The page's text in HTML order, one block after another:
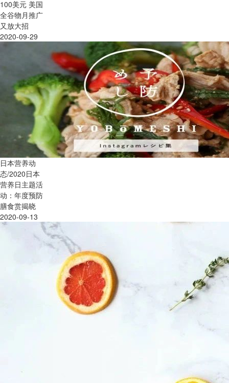
100美元 美国
全谷物月推广
又放大招
2020-09-29
日本营养动
态/2020日本
营养日主题活
动：年度预防
膳食赏揭晓
2020-09-13